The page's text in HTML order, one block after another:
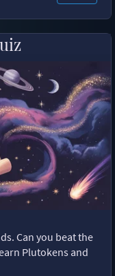
Can you beat the
Plutokens and